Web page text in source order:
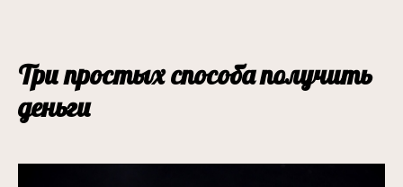
Три простых способа получить
деньги